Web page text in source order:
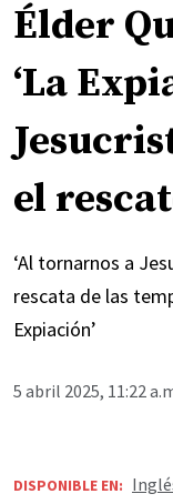
Élder
‘La
el
‘Al tornarnos a
rescata de las
Expiación’
5 abril 2025, 11:22
DISPONIBLE EN: